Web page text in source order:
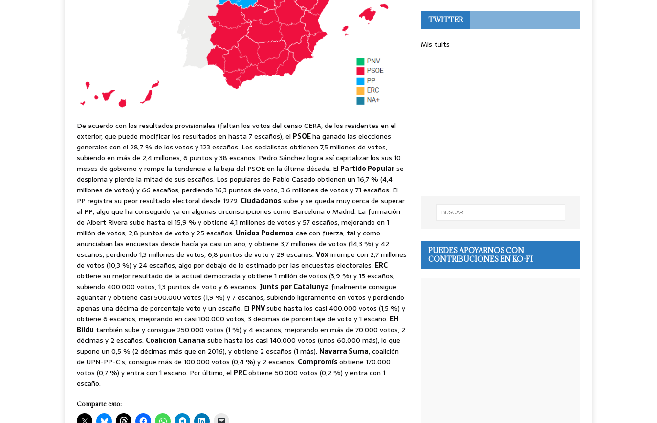
De acuerdo con los resultados provisionales (faltan los votos del censo CERA, de los residentes en el
exterior, que puede modificar los resultados en hasta 7 escaños), el PSOEha ganado las elecciones
generales con el 28,7 % de los votos y 123 escaños. Los socialistas obtienen 7,5 millones de votos,
subiendo en más de 2,4 millones, 6 puntos y 38 escaños. Pedro Sánchez logra así capitalizar los sus 10
meses de gobierno y rompe la tendencia a la baja del PSOE en la última década. El Partido Popularse
desploma y pierde la mitad de sus escaños. Los populares de Pablo Casado obtienen un 16,7 % (4,4
millones de votos) y 66 escaños, perdiendo 16,3 puntos de voto, 3,6 millones de votos y 71 escaños. El
PP registra su peor resultado electoral desde 1979. Ciudadanossube y se queda muy cerca de superar
al PP, algo que ha conseguido ya en algunas circunscripciones como Barcelona o Madrid. La formación
de Albert Rivera sube hasta el 15,9 % y obtiene 4,1 millones de votos y 57 escaños, mejorando en 1
millón de votos, 2,8 puntos de voto y 25 escaños. Unidas Podemos cae con fuerza, tal y como
anunciaban las encuestas desde hacía ya casi un año, y obtiene 3,7 millones de votos (14,3 %) y 42
escaños, perdiendo 1,3 millones de votos, 6,8 puntos de voto y 29 escaños. Voxirrumpe con 2,7 millones
de votos (10,3 %) y 24 escaños, algo por debajo de lo estimado por las encuestas electorales. ERC
obtiene su mejor resultado de la actual democracia y obtiene 1 millón de votos (3,9 %) y 15 escaños,
subiendo 400.000 votos, 1,3 puntos de voto y 6 escaños. Junts per Catalunya finalmente consigue
aguantar y obtiene casi 500.000 votos (1,9 %) y 7 escaños, subiendo ligeramente en votos y perdiendo
apenas una décima de porcentaje voto y un escaño. El PNVsube hasta los casi 400.000 votos (1,5 %) y
obtiene 6 escaños, mejorando en casi 100.000 votos, 3 décimas de porcentaje de voto y 1 escaño. EH
Bildu también sube y consigue 250.000 votos (1 %) y 4 escaños, mejorando en más de 70.000 votos, 2
décimas y 2 escaños. Coalición Canaria sube hasta los casi 140.000 votos (unos 60.000 más), lo que
supone un 0,5 % (2 décimas más que en 2016), y obtiene 2 escaños (1 más). Navarra Suma, coalición
de UPN-PP-C’s, consigue más de 100.000 votos (0,4 %) y 2 escaños. Compromísobtiene 170.000
votos (0,7 %) y entra con 1 escaño. Por último, el PRCobtiene 50.000 votos (0,2 %) y entra con 1
escaño.
Comparte esto:
TWITTER
Mis tuits
PUEDES APOYARNOS CON
CONTRIBUCIONES EN KO-FI